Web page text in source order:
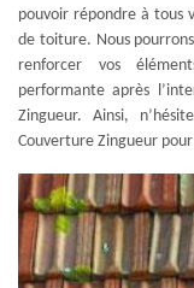
pouvoir répondre à tous
de toiture. Nous
renforcer vos
performante après
Zingueur. Ainsi,
Couverture Zingueur